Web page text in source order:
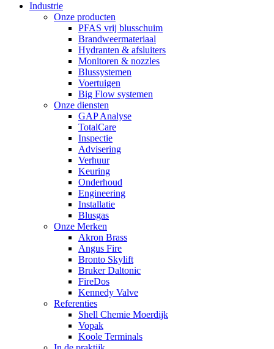
Industrie
Onze producten
PFAS vrij blusschuim
Brandweermateriaal
Hydranten & afsluiters
Monitoren & nozzles
Blussystemen
Voertuigen
Big Flow systemen
Onze diensten
GAP Analyse
TotalCare
Inspectie
Advisering
Verhuur
Keuring
Onderhoud
Engineering
Installatie
Blusgas
Onze Merken
Akron Brass
Angus Fire
Bronto Skylift
Bruker Daltonic
FireDos
Kennedy Valve
Referenties
Shell Chemie Moerdijk
Vopak
Koole Terminals